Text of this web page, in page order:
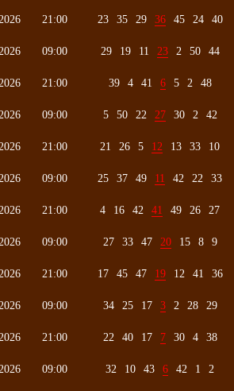
21:00 23 35 29 36 45 24 40
09:00 29 19 11 23 2 50 44
21:00 39 4 41 6 5 2 48
09:00 5 50 22 27 30 2 42
21:00 21 26 5 12 13 33 10
09:00 25 37 49 11 42 22 33
21:00 4 16 42 41 49 26 27
09:00 27 33 47 20 15 8 9
21:00 17 45 47 19 12 41 36
09:00 34 25 17 3 2 28 29
21:00 22 40 17 7 30 4 38
09:00 32 10 43 6 42 1 2